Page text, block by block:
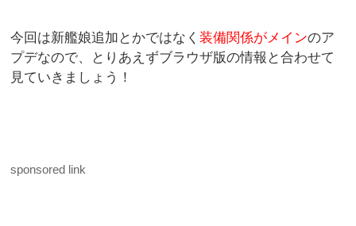
今回は新艦娘追加とかではなく装備関係がメインのア
プデなので、とりあえずブラウザ版の情報と合わせて
見ていきましょう！
sponsored link